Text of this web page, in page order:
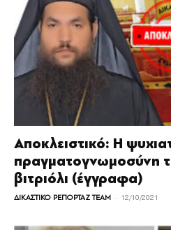
Αποκλειστικό: Η
πραγματογνωμοσύνη
βιτριόλι (έγγραφα)
ΔΙΚΑΣΤΙΚΟ ΡΕΠΟΡΤΑΖ TEAM - 12/10/2021